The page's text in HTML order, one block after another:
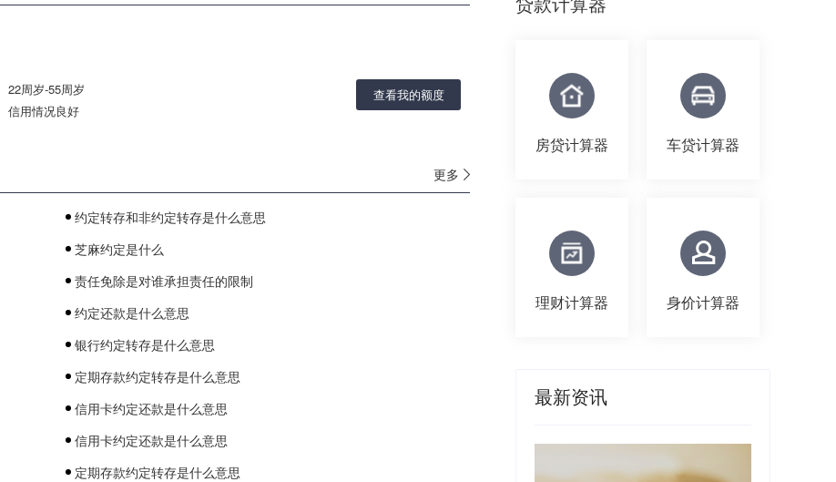
22周岁-55周岁
信用情况良好
查看我的额度
更多
约定转存和非约定转存是什么意思
芝麻约定是什么
责任免除是对谁承担责任的限制
约定还款是什么意思
银行约定转存是什么意思
定期存款约定转存是什么意思
信用卡约定还款是什么意思
信用卡约定还款是什么意思
定期存款约定转存是什么意思
房贷计算器 车贷计算器
理财计算器 身价计算器
最新资讯